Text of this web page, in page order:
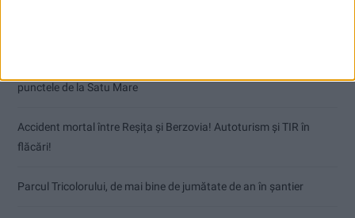
punctele de la Satu Mare
Accident mortal între Reșița și Berzovia! Autoturism și TIR în
flăcări!
Parcul Tricolorului, de mai bine de jumătate de an în șantier